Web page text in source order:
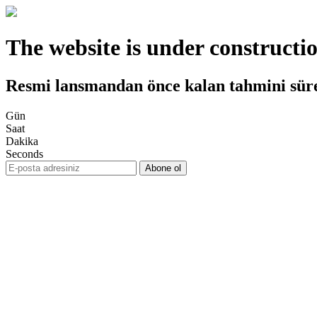
The website is under
Resmi lansmandan önce kalan tahmini
Gün
Saat
Dakika
Seconds